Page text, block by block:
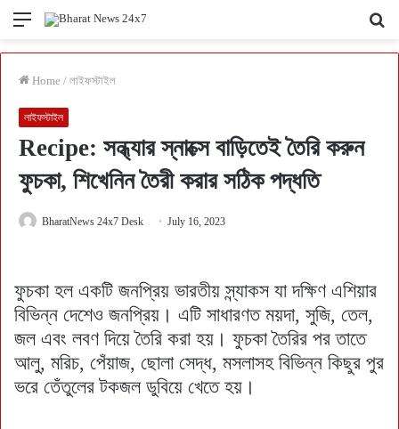
Menu
Home / লাইফস্টাইল
লাইফস্টাইল
Recipe: সন্ধ্যার স্নাক্সে বাড়িতেই তৈরি করুন
ফুচকা, শিখেনিন তৈরী করার সঠিক পদ্ধতি
BharatNews 24x7 Desk July 16, 2023
ফুচকা হল একটি জনপ্রিয় ভারতীয় স্ন্যাকস যা দক্ষিণ এশিয়ার
বিভিন্ন দেশেও জনপ্রিয়। এটি সাধারণত ময়দা, সুজি, তেল,
জল এবং লবণ দিয়ে তৈরি করা হয়। ফুচকা তৈরির পর তাতে
আলু, মরিচ, পেঁয়াজ, ছোলা সেদ্ধ, মসলাসহ বিভিন্ন কিছুর পুর
ভরে তেঁতুলের টকজল ডুবিয়ে খেতে হয়।